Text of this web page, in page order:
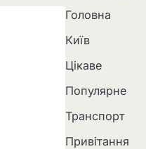
Головна
Київ
Цікаве
Популярне
Транспорт
Привітання